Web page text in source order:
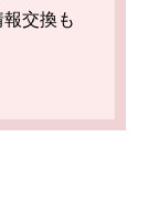
交換も